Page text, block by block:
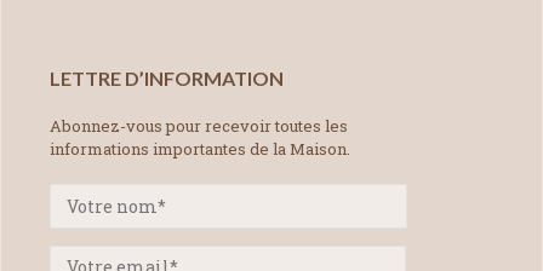
LETTRE D’INFORMATION
Abonnez-vous pour recevoir toutes les
informations importantes de la Maison.